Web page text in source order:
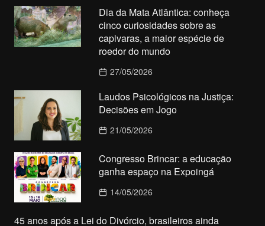
Dia da Mata Atlântica: conheça
cinco curiosidades sobre as
capivaras, a maior espécie de
roedor do mundo
27/05/2026
Laudos Psicológicos na Justiça:
Decisões em Jogo
21/05/2026
Congresso Brincar: a educação
ganha espaço na Expoingá
14/05/2026
45 anos após a Lei do Divórcio, brasileiros ainda